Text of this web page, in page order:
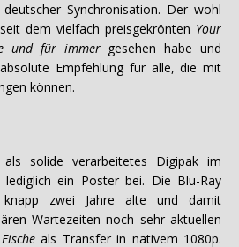
Synchronisation. Der wohl
dem vielfach preisgekrönten Your
und für immergesehen habe und
Empfehlung für alle, die mit
können.
solide verarbeitetes Digipak im
ein Poster bei. Die Blu-Ray
zwei Jahre alte und damit
Wartezeiten noch sehr aktuellen
als Transfer in nativem 1080p.